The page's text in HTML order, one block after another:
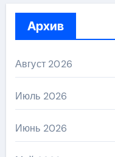
Архив
Август 2026
Июль 2026
Июнь 2026